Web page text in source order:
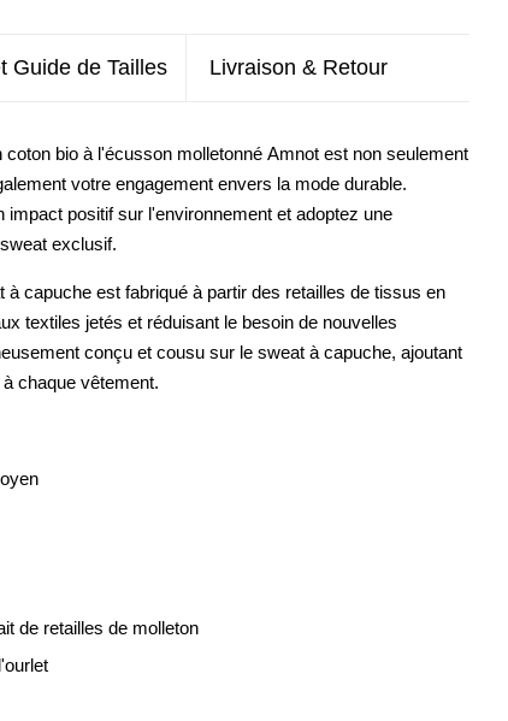
Guide de Tailles Livraison & Retour
bio à l'écusson molletonné Amnot est non seulement
votre engagement envers la mode durable.
positif sur l'environnement et adoptez une
exclusif.
capuche est fabriqué à partir des retailles de tissus en
textiles jetés et réduisant le besoin de nouvelles
conçu et cousu sur le sweat à capuche, ajoutant
chaque vêtement.
de retailles de molleton